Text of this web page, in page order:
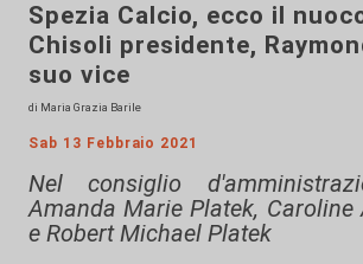
Spezia Calcio, ecco il
Chisoli presidente,
suo vice
di Maria Grazia Barile
Sab 13 Febbraio 2021
Nel consiglio
Amanda Marie Platek, Caroline
e Robert Michael Platek